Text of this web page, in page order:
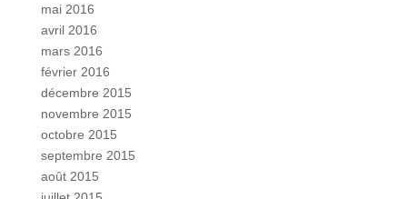
mai 2016
avril 2016
mars 2016
février 2016
décembre 2015
novembre 2015
octobre 2015
septembre 2015
août 2015